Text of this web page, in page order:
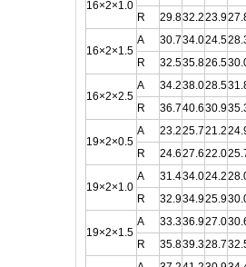
16×2×1.0
R
29.832.223.9
16×2×1.5
A 30.734.024.5
R
32.535.826.5
16×2×2.5
A 34.238.028.5
R
36.740.630.9
19×2×0.5
A 23.225.721.2
R
24.627.622.0
19×2×1.0
A 31.434.024.2
R
32.934.925.9
19×2×1.5
A 33.336.927.0
R
35.839.328.7